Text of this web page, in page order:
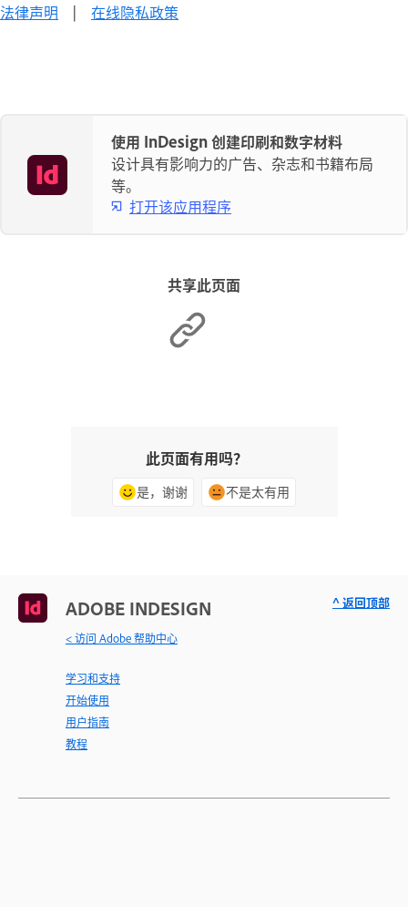
法律声明 | 在线隐私政策
使用 InDesign 创建印刷和数字材料
设计具有影响力的广告、杂志和书籍布局
等。
打开该应用程序
共享此页面
此页面有用吗？
是，谢谢 不是太有用
ADOBE INDESIGN
< 访问 Adobe 帮助中心
学习和支持
开始使用
用户指南
教程
^ 返回顶部